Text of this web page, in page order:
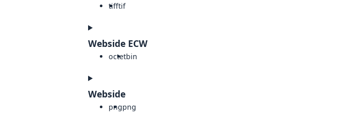
tifftif
Webside ECW
octetbin
Webside
pngpng